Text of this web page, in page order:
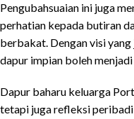
Pengubahsuaian ini juga
perhatian kepada butiran
berbakat. Dengan visi
dapur impian boleh
Dapur baharu keluarga
tetapi juga refleksi